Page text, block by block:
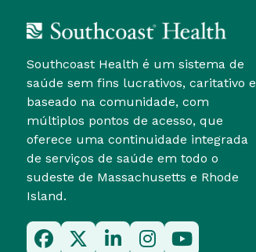
Southcoast Health é um sistema de
saúde sem fins lucrativos, caritativo e
baseado na comunidade, com
múltiplos pontos de acesso, que
oferece uma continuidade integrada
de serviços de saúde em todo o
sudeste de Massachusetts e Rhode
Island.